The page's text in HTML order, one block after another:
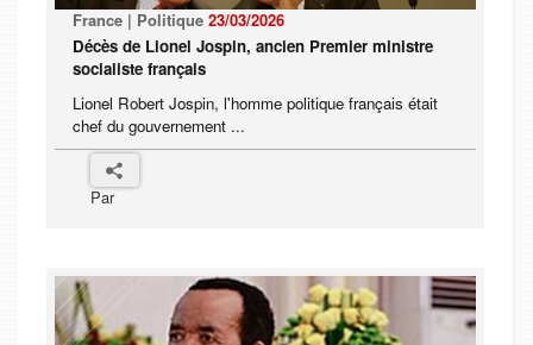
France | Politique 23/03/2026
Décès de Lionel Jospin, ancien Premier ministre
socialiste français
Lionel Robert Jospin, l'homme politique français était
chef du gouvernement ...
Par